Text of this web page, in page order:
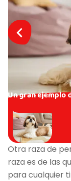
Un gran ejemplo
Otra raza de
raza es de las
para cualquier